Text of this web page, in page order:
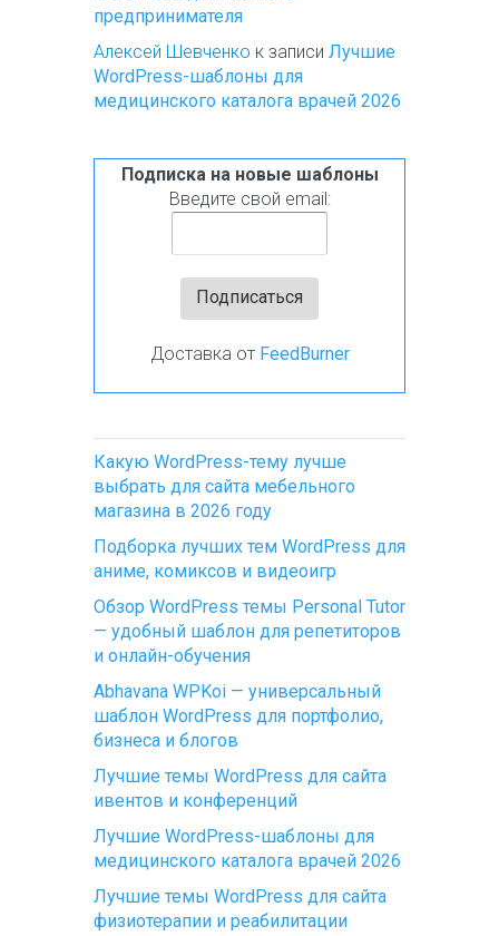
предпринимателя
Алексей Шевченко к записи Лучшие
WordPress-шаблоны для
медицинского каталога врачей 2026
Подписка на новые шаблоны
Введите свой email:
Доставка от FeedBurner
Какую WordPress-тему лучше
выбрать для сайта мебельного
магазина в 2026 году
Подборка лучших тем WordPress для
аниме, комиксов и видеоигр
Обзор WordPress темы Personal Tutor
— удобный шаблон для репетиторов
и онлайн-обучения
Abhavana WPKoi — универсальный
шаблон WordPress для портфолио,
бизнеса и блогов
Лучшие темы WordPress для сайта
ивентов и конференций
Лучшие WordPress-шаблоны для
медицинского каталога врачей 2026
Лучшие темы WordPress для сайта
физиотерапии и реабилитации